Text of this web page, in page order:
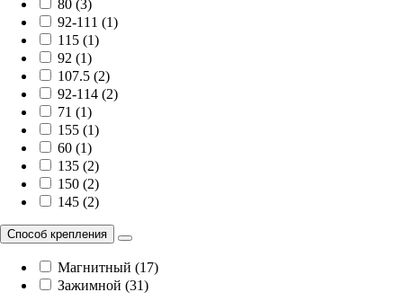
80 (3)
92-111 (1)
115 (1)
92 (1)
107.5 (2)
92-114 (2)
71 (1)
155 (1)
60 (1)
135 (2)
150 (2)
145 (2)
Способ крепления
Магнитный (17)
Зажимной (31)